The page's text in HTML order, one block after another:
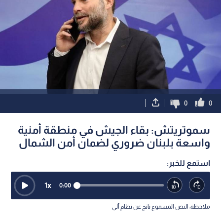
0
0
سموتريتش: بقاء الجيش في منطقة أمنية
واسعة بلبنان ضروري لضمان أمن الشمال
استمع للخبر:
0:00
1x
ملاحظة: النص المسموع ناتج عن نظام آلي